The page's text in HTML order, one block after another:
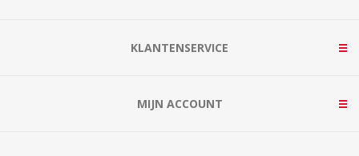
KLANTENSERVICE
MIJN ACCOUNT